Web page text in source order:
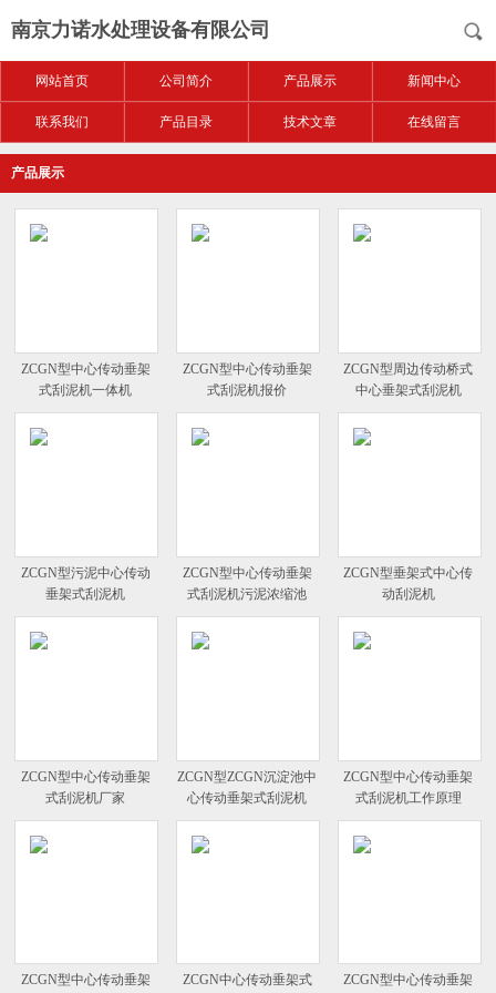
南京力诺水处理设备有限公司
网站首页 公司简介 产品展示 新闻中心
联系我们 产品目录 技术文章 在线留言
产品展示
ZCGN型中心传动垂架
式刮泥机一体机
ZCGN型中心传动垂架
式刮泥机报价
ZCGN型周边传动桥式
中心垂架式刮泥机
ZCGN型污泥中心传动
垂架式刮泥机
ZCGN型中心传动垂架
式刮泥机污泥浓缩池
ZCGN型垂架式中心传
动刮泥机
ZCGN型中心传动垂架
式刮泥机厂家
ZCGN型ZCGN沉淀池中
心传动垂架式刮泥机
ZCGN型中心传动垂架
式刮泥机工作原理
ZCGN型中心传动垂架 ZCGN中心传动垂架式 ZCGN型中心传动垂架